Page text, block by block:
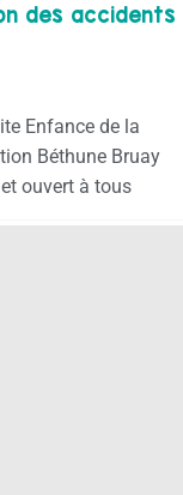
des accidents
Enfance de la
Béthune Bruay
ouvert à tous